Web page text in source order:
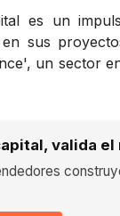
es un
sus
un sector
valida el